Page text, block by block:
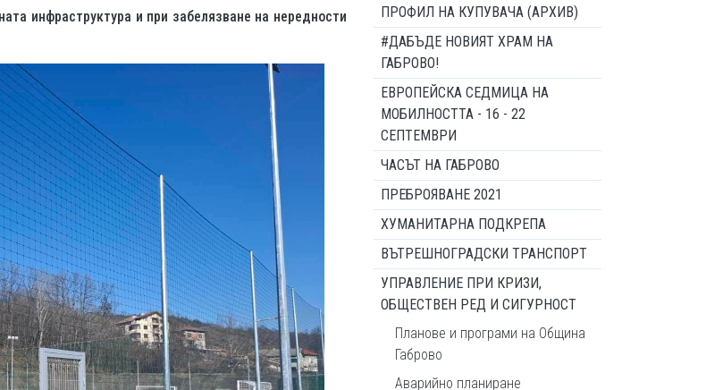
инфраструктура и при забелязване на нередности
ПРОФИЛ НА КУПУВАЧА (АРХИВ)
#ДАБЪДЕ НОВИЯТ ХРАМ НА
ГАБРОВО!
ЕВРОПЕЙСКА СЕДМИЦА НА
МОБИЛНОСТТА - 16 - 22
СЕПТЕМВРИ
ЧАСЪТ НА ГАБРОВО
ПРЕБРОЯВАНЕ 2021
ХУМАНИТАРНА ПОДКРЕПА
ВЪТРЕШНОГРАДСКИ ТРАНСПОРТ
УПРАВЛЕНИЕ ПРИ КРИЗИ,
ОБЩЕСТВЕН РЕД И СИГУРНОСТ
Планове и програми на Община
Габрово
Аварийно планиране